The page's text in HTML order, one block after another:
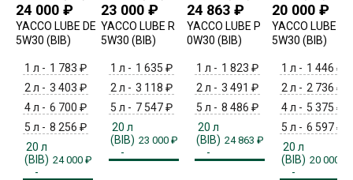
24 000 ₽
YACCO LUBE DE
5W30 (BIB)
1 л - 1 783 ₽
2 л - 3 403 ₽
4 л - 6 700 ₽
5 л - 8 256 ₽
20 л
(BIB)
-
24 000 ₽
23 000₽
YACCO LUBE R
5W30 (BIB)
1 л - 1 635 ₽
2 л - 3 118 ₽
5 л - 7 547₽
20 л
(BIB)
-
23 000 ₽
24 863 ₽
YACCO LUBE P
0W30 (BIB)
1 л - 1 823 ₽
2 л - 3 491 ₽
5 л - 8 486 ₽
20 л
(BIB)
-
24 863 ₽
20 000₽
YACCO LUBE F
5W30 (BIB)
1 л - 1 446 ₽
2 л - 2 736 ₽
4 л - 5 375 ₽
5 л - 6 597₽
20 л
(BIB)
-
20 000